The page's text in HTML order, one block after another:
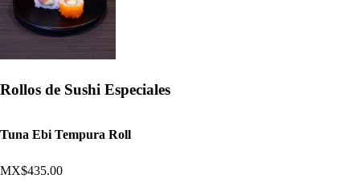
Rollos de Sushi Especiales
Tuna Ebi Tempura Roll
MX$435.00